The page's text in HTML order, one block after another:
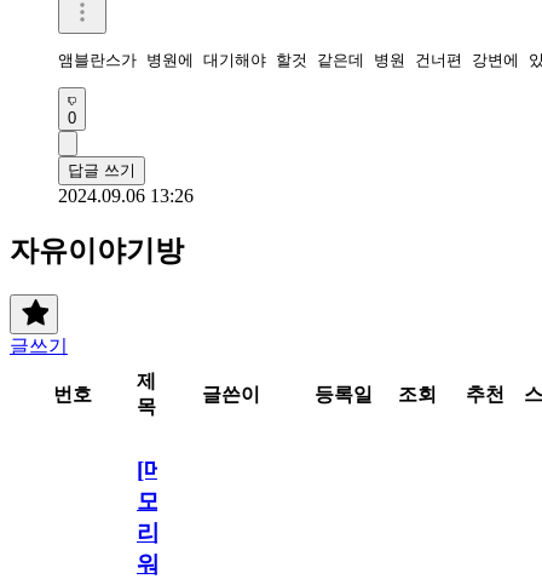
앰블란스가 병원에 대기해야 할것 같은데 병원 건너편 강변에
0
답글 쓰기
2024.09.06 13:26
자유이야기방
글쓰기
번호
제
목
글쓴이 등록일 조회 추천
[메
모
리
워